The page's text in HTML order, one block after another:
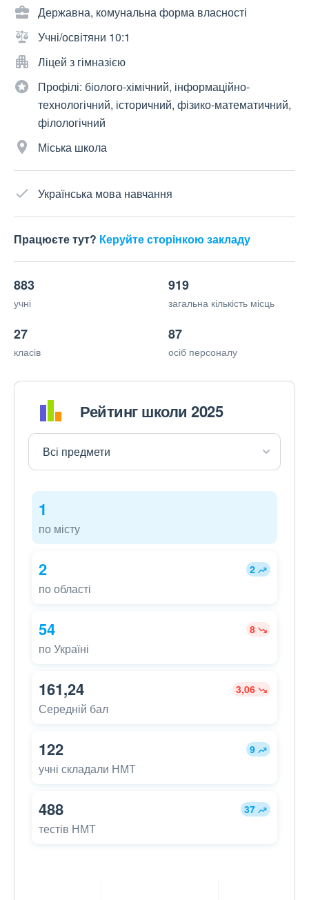
Державна, комунальна форма власності
Учні/освітяни 10:1
Ліцей з гімназією
Профілі: біолого-хімічний, інформаційно-
технологічний, історичний, фізико-математичний,
філологічний
Міська школа
Українська мова навчання
Працюєте тут? Керуйте сторінкою закладу
883
учні
919
загальна кількість місць
27
класів
87
осіб персоналу
Рейтинг школи 2025
1
по місту
2 2
по області
54 8
по Україні
161,24 3,06
Середній бал
122 9
учні складали НМТ
488 37
тестів НМТ